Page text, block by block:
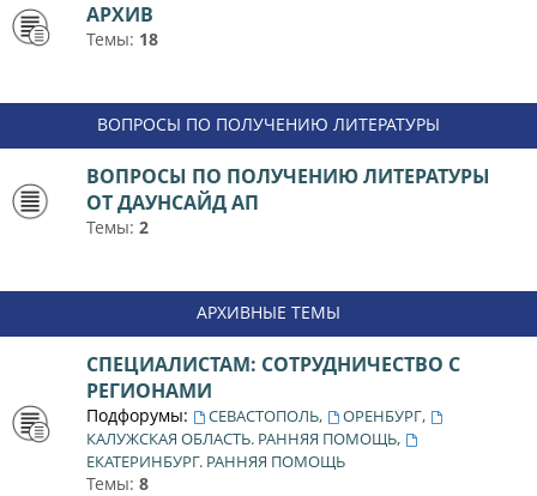
АРХИВ
Темы: 18
ВОПРОСЫ ПО ПОЛУЧЕНИЮ ЛИТЕРАТУРЫ
ВОПРОСЫ ПО ПОЛУЧЕНИЮ ЛИТЕРАТУРЫ
ОТ ДАУНСАЙД АП
Темы: 2
АРХИВНЫЕ ТЕМЫ
СПЕЦИАЛИСТАМ: СОТРУДНИЧЕСТВО С
РЕГИОНАМИ
Подфорумы: СЕВАСТОПОЛЬ, ОРЕНБУРГ,
КАЛУЖСКАЯ ОБЛАСТЬ. РАННЯЯ ПОМОЩЬ,
ЕКАТЕРИНБУРГ. РАННЯЯ ПОМОЩЬ
Темы: 8